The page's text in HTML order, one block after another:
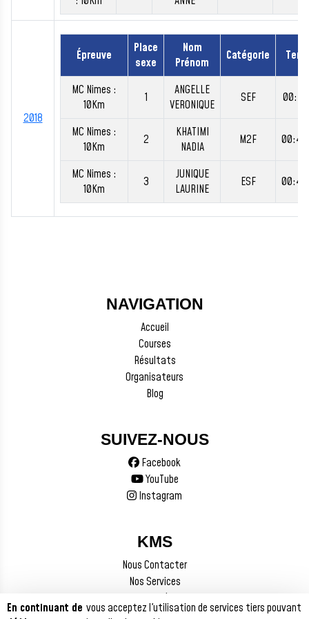
2018
Épreuve
Place
sexe
Nom
Prénom
Catégorie
MC Nimes :
10Km
1
ANGELLE
VERONIQUE
SEF
MC Nimes :
10Km
2
KHATIMI
NADIA
M2F
MC Nimes :
10Km
3
JUNIQUE
LAURINE
ESF
NAVIGATION
Accueil
Courses
Résultats
Organisateurs
Blog
SUIVEZ-NOUS
Facebook
YouTube
Instagram
KMS
Nous Contacter
Nos Services
Mentions Légales
En continuant de vous acceptez l'utilisation de services tiers pouvant